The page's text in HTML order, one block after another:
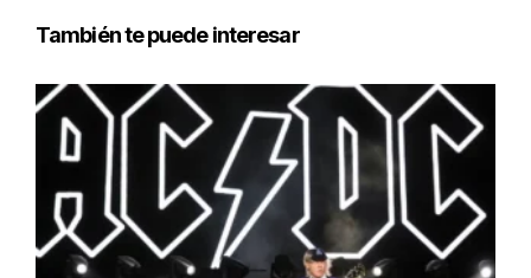
También te puede interesar